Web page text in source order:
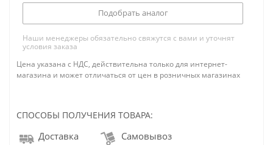
Подобрать аналог
Наши менеджеры обязательно свяжутся с вами и уточнят
условия заказа
Цена указана с НДС, действительна только для интернет-
магазина и может отличаться от цен в розничных магазинах
СПОСОБЫ ПОЛУЧЕНИЯ ТОВАРА:
Доставка Самовывоз